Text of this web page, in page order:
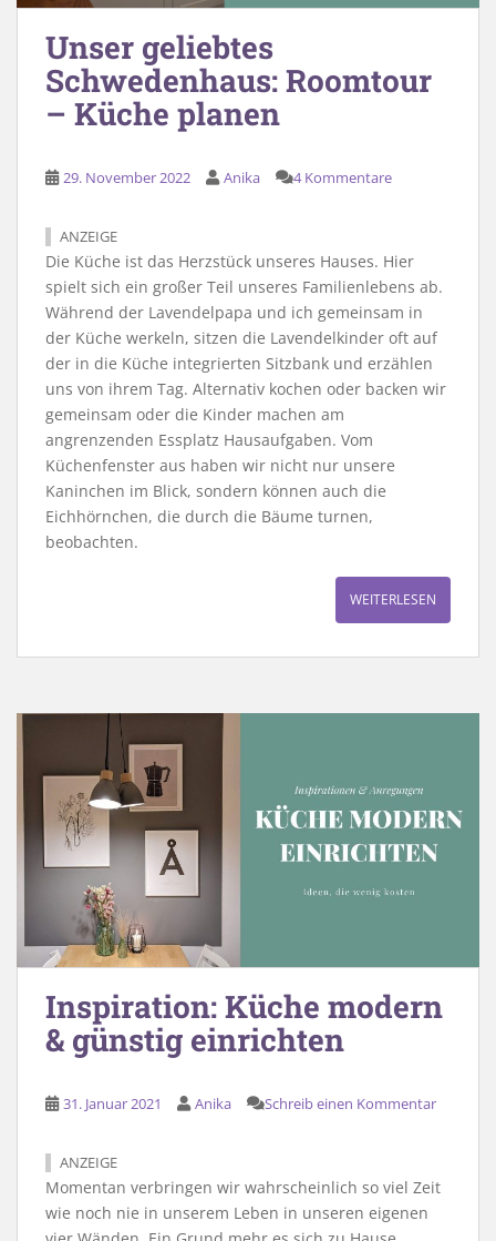
Unser geliebtes
Schwedenhaus: Roomtour
– Küche planen
29. November 2022 Anika 4 Kommentare
ANZEIGE
Die Küche ist das Herzstück unseres Hauses. Hier
spielt sich ein großer Teil unseres Familienlebens ab.
Während der Lavendelpapa und ich gemeinsam in
der Küche werkeln, sitzen die Lavendelkinder oft auf
der in die Küche integrierten Sitzbank und erzählen
uns von ihrem Tag. Alternativ kochen oder backen wir
gemeinsam oder die Kinder machen am
angrenzenden Essplatz Hausaufgaben. Vom
Küchenfenster aus haben wir nicht nur unsere
Kaninchen im Blick, sondern können auch die
Eichhörnchen, die durch die Bäume turnen,
beobachten.
WEITERLESEN
Inspiration: Küche modern
& günstig einrichten
31. Januar 2021 Anika Schreib einen Kommentar
ANZEIGE
Momentan verbringen wir wahrscheinlich so viel Zeit
wie noch nie in unserem Leben in unseren eigenen